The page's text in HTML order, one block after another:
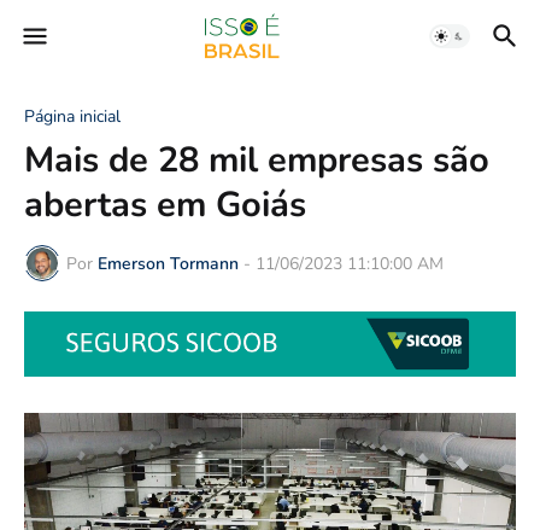
Página inicial
Mais de 28 mil empresas são
abertas em Goiás
Por Emerson Tormann - 11/06/2023 11:10:00 AM